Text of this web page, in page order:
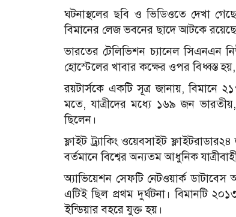
ঘটনাস্থলের ছবি ও ভিডিওতে দেখা
বিমানের লেজ ভবনের ছাদে আটকে
ভারতের টেলিভিশন চ্যানেল সিএনএন
হোস্টেলের খাবার কক্ষের ওপর বিধ্বস্ত
রয়টার্সকে একটি সূত্র জানায়, বিমানে
মতে, যাত্রীদের মধ্যে ১৬৯ জন
ছিলেন।
ফ্লাইট ট্র্যাকিং ওয়েবসাইট
বর্তমানে বিশ্বের অন্যতম আধুনিক
অ্যাভিয়েশন সেফটি নেটওয়ার্ক ডাটাবেস
এটিই ছিল প্রথম দুর্ঘটনা। বিমানটি
ইন্ডিয়ার বহরে যুক্ত হয়।